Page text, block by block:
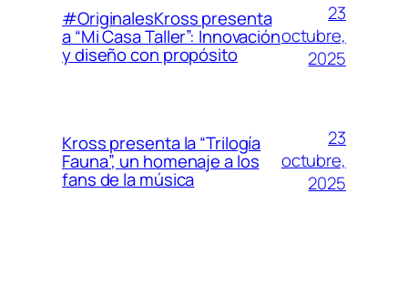
#OriginalesKross presenta
a “Mi Casa Taller”: Innovación
y diseño con propósito
23
octubre,
2025
Kross presenta la “Trilogía
Fauna”, un homenaje a los
fans de la música
23
octubre,
2025